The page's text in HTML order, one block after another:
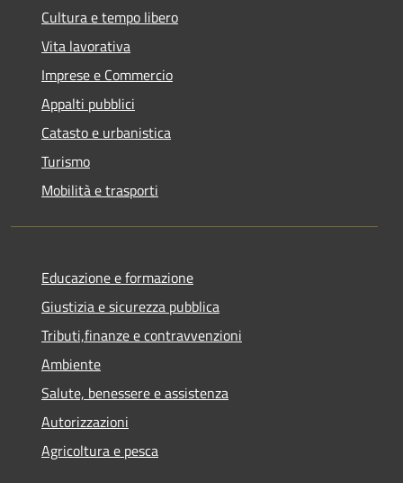
Cultura e tempo libero
Vita lavorativa
Imprese e Commercio
Appalti pubblici
Catasto e urbanistica
Turismo
Mobilità e trasporti
Educazione e formazione
Giustizia e sicurezza pubblica
Tributi,finanze e contravvenzioni
Ambiente
Salute, benessere e assistenza
Autorizzazioni
Agricoltura e pesca